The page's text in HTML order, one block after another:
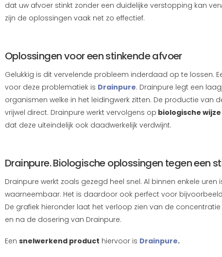
dat uw afvoer stinkt zonder een duidelijke verstopping kan
zijn de oplossingen vaak net zo effectief.
Oplossingen voor een stinkende afvoer
Gelukkig is dit vervelende probleem inderdaad op te lossen.
voor deze problematiek is Drainpure. Drainpure legt een
organismen welke in het leidingwerk zitten. De productie van
vrijwel direct. Drainpure werkt vervolgens op biologische wijze
dat deze uiteindelijk ook daadwerkelijk verdwijnt.
Drainpure. Biologische oplossingen tegen een
Drainpure werkt zoals gezegd heel snel. Al binnen enkele
waarneembaar. Het is daardoor ook perfect voor
De grafiek hieronder laat het verloop zien van de
en na de dosering van Drainpure.
Een snelwerkend product hiervoor is Drainpure.